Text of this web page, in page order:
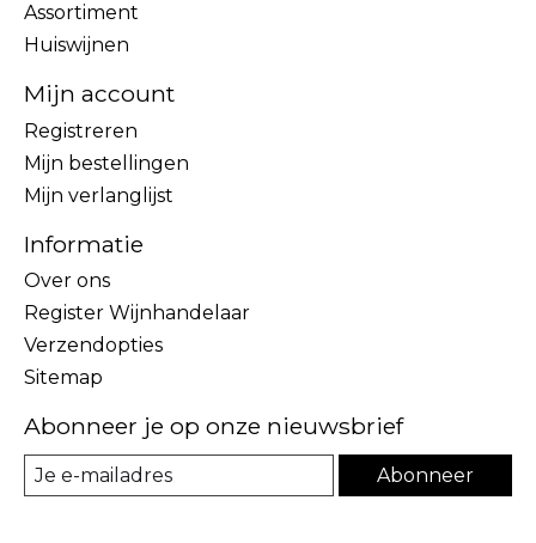
Assortiment
Huiswijnen
Mijn account
Registreren
Mijn bestellingen
Mijn verlanglijst
Informatie
Over ons
Register Wijnhandelaar
Verzendopties
Sitemap
Abonneer je op onze nieuwsbrief
Abonneer